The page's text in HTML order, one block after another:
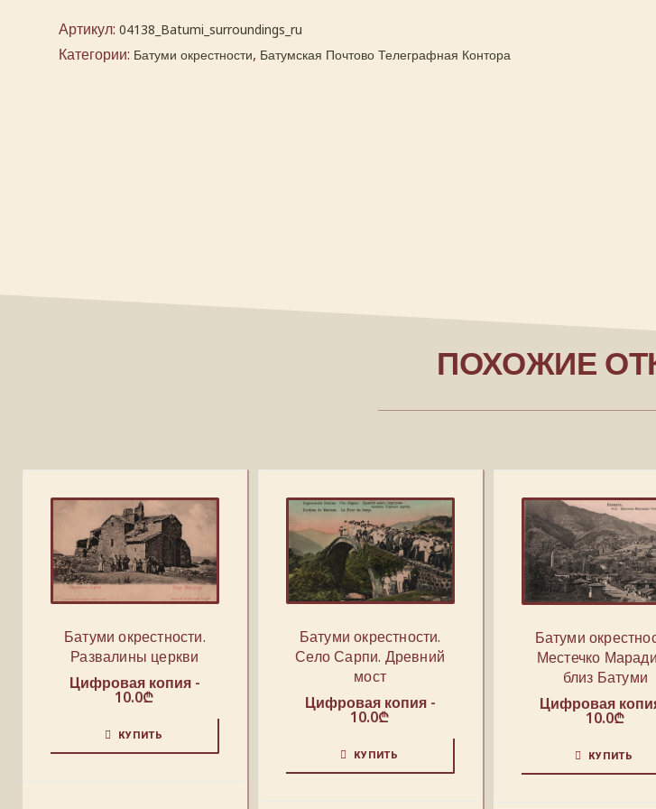
Артикул: 04138_Batumi_surroundings_ru
Категории: Батуми окрестности, Батумская Почтово Телеграфная Контора
ПОХОЖИЕ
Батуми окрестности.
Развалины церкви
Цифровая копия -
10.0₾
КУПИТЬ
Батуми окрестности.
Село Сарпи. Древний
мост
Цифровая копия -
10.0₾
КУПИТЬ
Батуми
Местечко
близ Батуми
Цифровая
10.0₾
КУПИТЬ